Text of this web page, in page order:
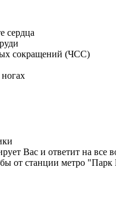
сердца
сокращений (ЧСС)
Вас и ответит на все
от станции метро